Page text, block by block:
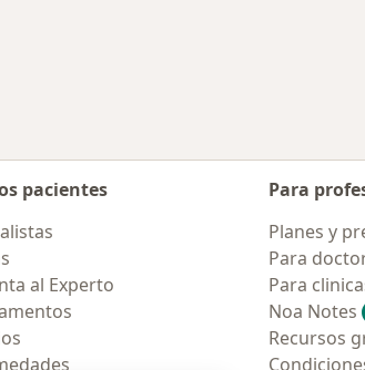
pacientes
al Experto
Para
Planes y
Para
Para
Noa Notes
Recursos